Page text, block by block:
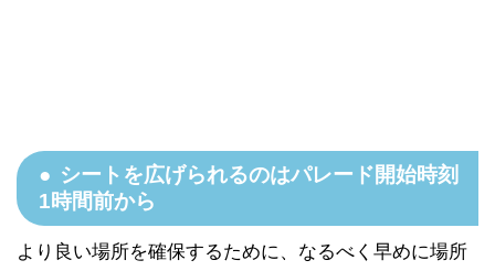
シートを広げられるのはパレード開始時刻
1時間前から
より良い場所を確保するために、なるべく早めに場所